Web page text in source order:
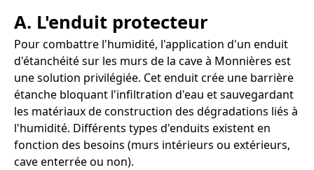
A. L'enduit protecteur
Pour combattre l'humidité, l'application d'un enduit
d'étanchéité sur les murs de la cave à Monnières est
une solution privilégiée. Cet enduit crée une barrière
étanche bloquant l'infiltration d'eau et sauvegardant
les matériaux de construction des dégradations liés à
l'humidité. Différents types d'enduits existent en
fonction des besoins (murs intérieurs ou extérieurs,
cave enterrée ou non).